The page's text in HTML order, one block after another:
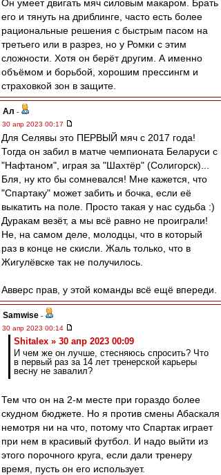
Он умеет двигать мяч силовым макаром. Брать
его и тянуть на дриблинге, часто есть более
рациональные решения с быстрым пасом на
третьего или в разрез, но у Ромки с этим
сложности. Хотя он берёт другим. А именно
объёмом и борьбой, хорошим прессингм и
страховкой зон в защите.
Ал -
30 апр 2023 00:17
Для Селявы это ПЕРВЫЙ мяч с 2017 года!
Тогда он забил в матче чемпионата Беларуси с
"Нафтаном", играя за "Шахтёр" (Солигорск)...
Бля, ну кто бы сомневался! Мне кажется, что
"Спартаку" может забить и бочка, если её
выкатить на поле. Просто такая у нас судьба :)
Дуракам везёт, а мы всё равно не проиграли!
Не, на самом деле, молодцы, что в который
раз в конце не скисли. Жаль только, что в
Жигулёвске так не получилось.
Авверс прав, у этой команды всё ещё впереди.
Samwise -
30 апр 2023 00:14
Shitalex » 30 апр 2023 00:09
И чем же он лучше, стесняюсь спросить? Что
в первый раз за 14 лет тренерской карьеры
весну не завалил?
Тем что он на 2-м месте при гораздо более
скудном бюджете. Но я против смены Абаскаля
немотря ни на что, потому что Спартак играет
при нем в красивый футбол. И надо выйти из
этого порочного круга, если дали тренеру
время, пусть он его использует.